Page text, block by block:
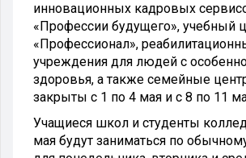
инновационных кадровых
«Профессии будущего», учебный
«Профессионал»,
учреждения для людей с
здоровья, а также семейные
закрыты с 1 по 4 мая и с 8 по 11
Учащиеся школ и студенты
мая будут заниматься по